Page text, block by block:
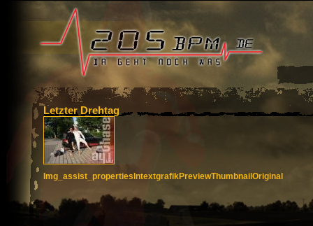
Letzter Drehtag
Img_assist_properties IntextgrafikPreviewThumbnail Original